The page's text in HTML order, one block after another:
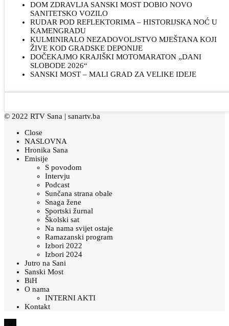
DOM ZDRAVLJA SANSKI MOST DOBIO NOVO
SANITETSKO VOZILO
RUDAR POD REFLEKTORIMA – HISTORIJSKA NOĆ U
KAMENGRADU
KULMINIRALO NEZADOVOLJSTVO MJEŠTANA KOJI
ŽIVE KOD GRADSKE DEPONIJE
DOČEKAJMO KRAJIŠKI MOTOMARATON „DANI
SLOBODE 2026“
SANSKI MOST – MALI GRAD ZA VELIKE IDEJE
© 2022 RTV Sana | sanartv.ba
Close
NASLOVNA
Hronika Sana
Emisije
S povodom
Intervju
Podcast
Sunčana strana obale
Snaga žene
Sportski žurnal
Školski sat
Na nama svijet ostaje
Ramazanski program
Izbori 2022
Izbori 2024
Jutro na Sani
Sanski Most
BiH
O nama
INTERNI AKTI
Kontakt